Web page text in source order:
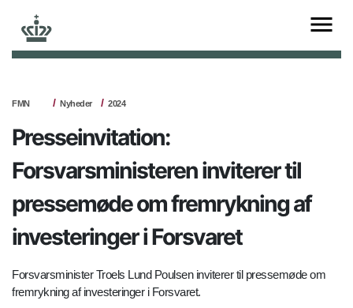
FMN Nyheder 2024
Presseinvitation:
Forsvarsministeren inviterer til
pressemøde om fremrykning af
investeringer i Forsvaret
Forsvarsminister Troels Lund Poulsen inviterer til pressemøde om
fremrykning af investeringer i Forsvaret.